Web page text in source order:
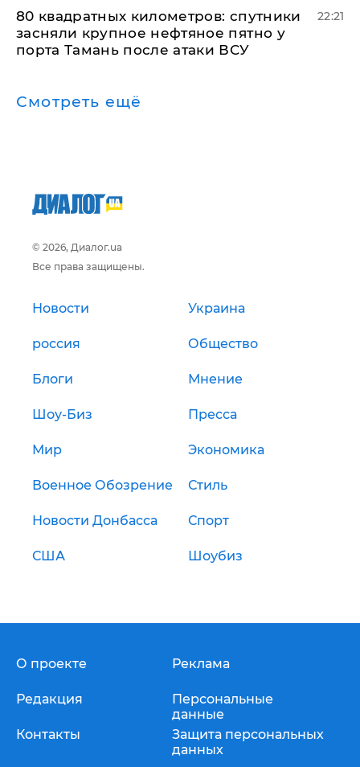
80 квадратных километров: спутники
засняли крупное нефтяное пятно у
порта Тамань после атаки ВСУ
22:21
Смотреть ещё
© 2026, Диалог.ua
Все права защищены.
Новости Украина
россия Общество
Блоги Мнение
Шоу-Биз Пресса
Мир Экономика
Военное Обозрение Стиль
Новости Донбасса Спорт
США Шоубиз
О проекте
Редакция
Контакты
Реклама
Персональные
данные
Защита персональных
данных